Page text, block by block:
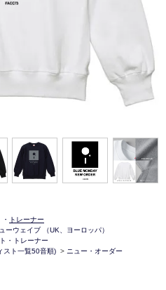
・
トレーナー
ーウェイブ （UK、ヨーロッパ）
・トレーナー
スト一覧50音順) > ニュー・オーダー